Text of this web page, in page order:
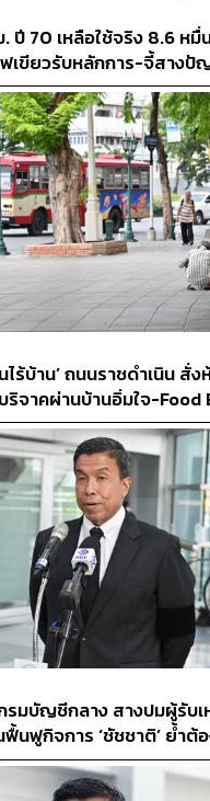
ปี 70 เหลือใช้จริง 8.6 หมื่
เขียวรับหลักการ-จี้สางปั
ไร้บ้าน’ ถนนราชดำเนิน สั่
ริจาคผ่านบ้านอิ่มใจ-Food
มบัญชีกลาง สางปมผู้รับเ
นฟูกิจการ ‘ชัชชาติ’ ย้ำต้
จกต์ดีเลย์